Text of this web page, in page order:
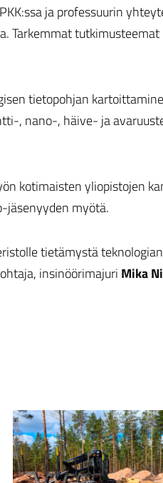
ja professuurin
Tarkemmat
tietopohjan
, nano-, häive- ja
kotimaisten yliopistojen
jäsenyyden myötä.
tietämystä
insinöörimajuri Mika